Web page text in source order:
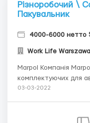
Різноробочий \
Пакувальник
4000-6000 нетто
Work Life
Marpol Компанія Marpol займається виробництвом
комплектуючих для
особливості труб : - водопровідних труб - нафтові труби
03-03-2022